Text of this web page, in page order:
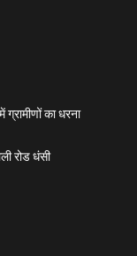
का धरना
रोड धंसी